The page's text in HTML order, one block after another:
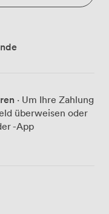
· Um Ihre Zahlung
überweisen oder
-App